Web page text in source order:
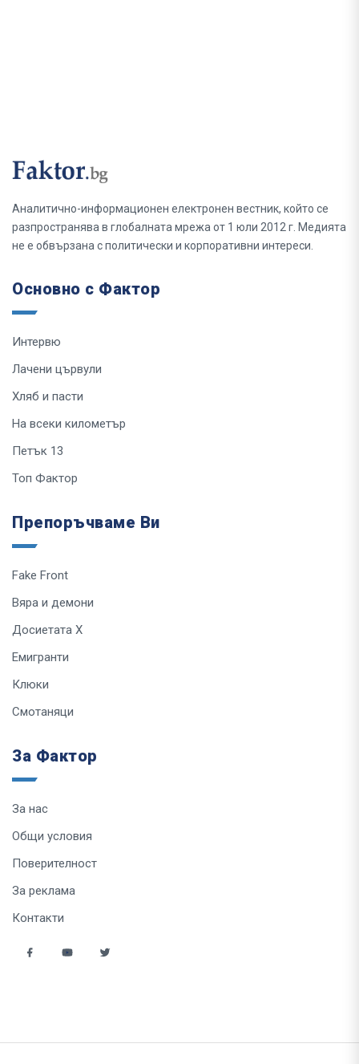
Аналитично-информационен електронен вестник, който се
разпространява в глобалната мрежа от 1 юли 2012 г. Медията
не е обвързана с политически и корпоративни интереси.
Основно с Фактор
Интервю
Лачени цървули
Хляб и пасти
На всеки километър
Петък 13
Топ Фактор
Препоръчваме Ви
Fake Front
Вяра и демони
Досиетата Х
Емигранти
Клюки
Смотаняци
За Фактор
За нас
Общи условия
Поверителност
За реклама
Контакти